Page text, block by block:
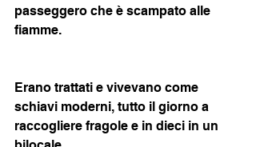
passeggero che è scampato alle
fiamme.
Erano trattati e vivevano come
schiavi moderni, tutto il giorno a
raccogliere fragole e in dieci in un